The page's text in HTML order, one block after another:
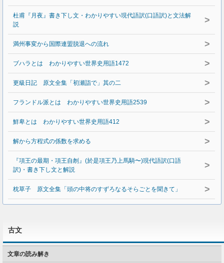
杜甫『月夜』書き下し文・わかりやすい現代語訳(口語訳)と文法解
説
>
満州事変から国際連盟脱退への流れ >
ブハラとは わかりやすい世界史用語1472 >
更級日記 原文全集「初瀬詣で」其の二 >
フランドル派とは わかりやすい世界史用語2539 >
鮮卑とは わかりやすい世界史用語412 >
解から方程式の係数を求める >
『項王の最期・項王自刎』(於是項王乃上馬騎〜)現代語訳(口語
訳)・書き下し文と解説
>
枕草子 原文全集「頭の中将のすずろなるそらごとを聞きて」 >
古文
文章の読み解き